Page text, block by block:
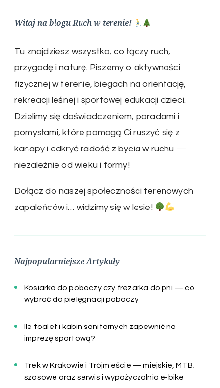
Witaj na blogu Ruch w terenie!
Tu znajdziesz wszystko, co łączy ruch,
przygodę i naturę. Piszemy o aktywności
fizycznej w terenie, biegach na orientację,
rekreacji leśnej i sportowej edukacji dzieci.
Dzielimy się doświadczeniem, poradami i
pomysłami, które pomogą Ci ruszyć się z
kanapy i odkryć radość z bycia w ruchu —
niezależnie od wieku i formy!
Dołącz do naszej społeczności terenowych
zapaleńców i… widzimy się w lesie!
Najpopularniejsze Artykuły
Kosiarka do poboczy czy frezarka do pni — co
wybrać do pielęgnacji poboczy
Ile toalet i kabin sanitarnych zapewnić na
imprezę sportową?
Trek w Krakowie i Trójmieście — miejskie, MTB,
szosowe oraz serwis i wypożyczalnia e-bike